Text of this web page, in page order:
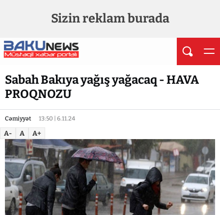
Sizin reklam burada
Sabah Bakıya yağış yağacaq - HAVA
PROQNOZU
Cəmiyyət 13:50 | 6.11.24
A- A A+